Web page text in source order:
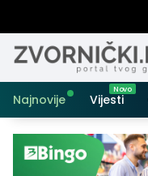
Najnovije Vijesti